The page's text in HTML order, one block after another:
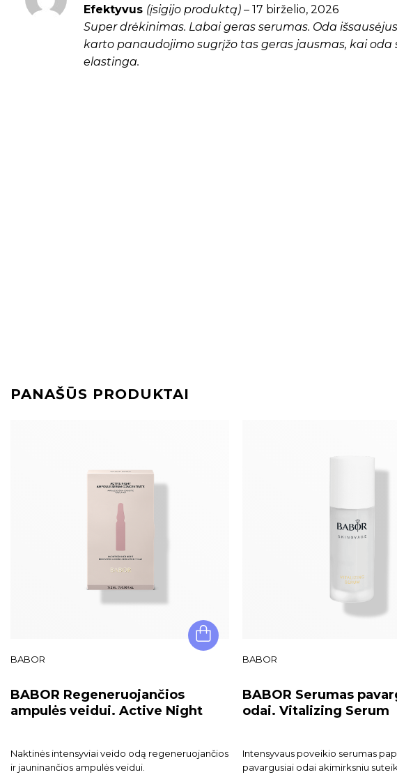
Įvertinimas:5 iš 5
Efektyvus (įsigijo produktą) – 17 birželio, 2026
Super drėkinimas. Labai geras serumas. Oda
karto panaudojimo sugrįžo tas geras jausmas, kai oda
elastinga.
PANAŠŪS PRODUKTAI
BABOR
BABOR Regeneruojančios
ampulės veidui. Active Night
Naktinės intensyviai veido odą regeneruojančios
ir jauninančios ampulės veidui.
BABOR
BABOR Serumas
odai. Vitalizing Serum
Intensyvaus poveikio serumas
pavargusiai odai akimirksniu